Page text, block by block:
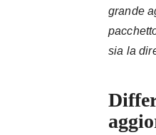
grande
sia la